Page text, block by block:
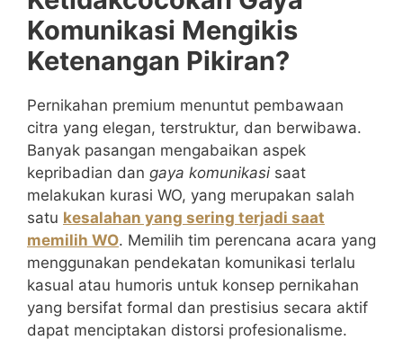
Komunikasi Mengikis
Ketenangan Pikiran?
Pernikahan premium menuntut pembawaan
citra yang elegan, terstruktur, dan berwibawa.
Banyak pasangan mengabaikan aspek
kepribadian dan gaya komunikasi saat
melakukan kurasi WO, yang merupakan salah
satu kesalahan yang sering terjadi saat
memilih WO. Memilih tim perencana acara yang
menggunakan pendekatan komunikasi terlalu
kasual atau humoris untuk konsep pernikahan
yang bersifat formal dan prestisius secara aktif
dapat menciptakan distorsi profesionalisme.